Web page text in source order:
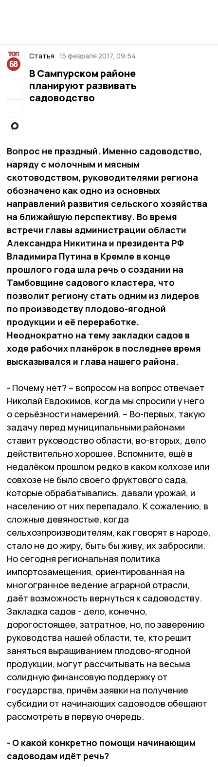
Статья 15 февраля 2017, 09:54
В Сампурском районе
планируют развивать
садоводство
Вопрос не праздный. Именно садоводство,
наряду с молочным и мясным
скотоводством, руководителями региона
обозначено как одно из основных
направлений развития сельского хозяйства
на ближайшую перспективу. Во время
встречи главы администрации области
Александра Никитина и президента РФ
Владимира Путина в Кремле в конце
прошлого года шла речь о создании на
Тамбовщине садового кластера, что
позволит региону стать одним из лидеров
по производству плодово-ягодной
продукции и её переработке.
Неоднократно на тему закладки садов в
ходе рабочих планёрок в последнее время
высказывался и глава нашего района.
- Почему нет? – вопросом на вопрос отвечает
Николай Евдокимов, когда мы спросили у него
о серьёзности намерений. – Во-первых, такую
задачу перед муниципальными районами
ставит руководство области, во-вторых, дело
действительно хорошее. Вспомните, ещё в
недалёком прошлом редко в каком колхозе или
совхозе не было своего фруктового сада,
которые обрабатывались, давали урожай, и
населению от них перепадало. К сожалению, в
сложные девяностые, когда
сельхозпроизводителям, как говорят в народе,
стало не до жиру, быть бы живу, их забросили.
Но сегодня региональная политика
импортозамещения, ориентированная на
многогранное ведение аграрной отрасли,
даёт возможность вернуться к садоводству.
Закладка садов - дело, конечно,
дорогостоящее, затратное, но, по заверению
руководства нашей области, те, кто решит
заняться выращиванием плодово-ягодной
продукции, могут рассчитывать на весьма
солидную финансовую поддержку от
государства, причём заявки на получение
субсидии от начинающих садоводов обещают
рассмотреть в первую очередь.
- О какой конкретно помощи начинающим
садоводам идёт речь?